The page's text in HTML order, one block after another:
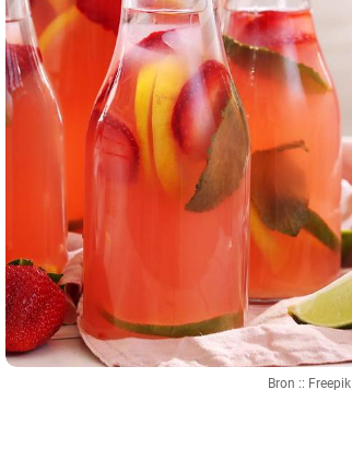
Bron :: Freepik